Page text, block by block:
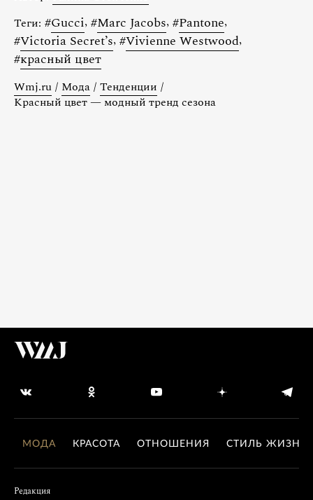
Теги: #Gucci, #Marc Jacobs, #Pantone,
#Victoria Secret’s, #Vivienne Westwood,
#красный цвет
Wmj.ru / Мода / Тенденции /
Красный цвет — модный тренд сезона
МОДА КРАСОТА ОТНОШЕНИЯ СТИЛЬ ЖИЗНИ
Редакция